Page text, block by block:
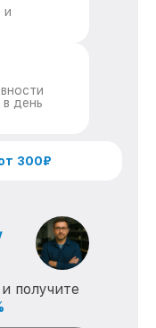
и
в день
300₽
получите